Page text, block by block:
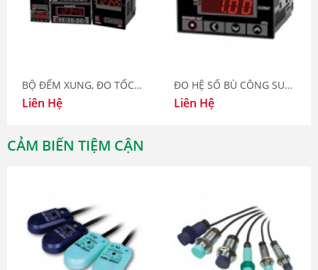
BỘ ĐẾM XUNG, ĐO TỐC ĐỘ RP SERIES
Liên Hệ
ĐO HỆ SỐ BÙ CÔNG SUẤT
Liên Hệ
CẢM BIẾN TIỆM CẬN